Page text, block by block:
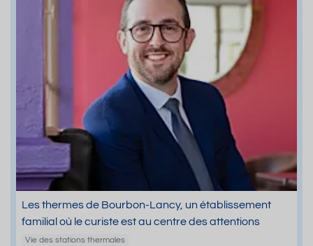
Les thermes de Bourbon-Lancy, un établissement
familial où le curiste est au centre des attentions
Vie des stations thermales